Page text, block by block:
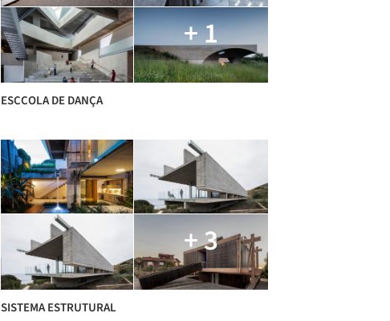
+ 1
ESCCOLA DE DANÇA
+ 3
SISTEMA ESTRUTURAL